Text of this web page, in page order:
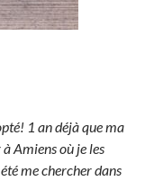
1 an déjà que ma
Amiens où je les
me chercher dans